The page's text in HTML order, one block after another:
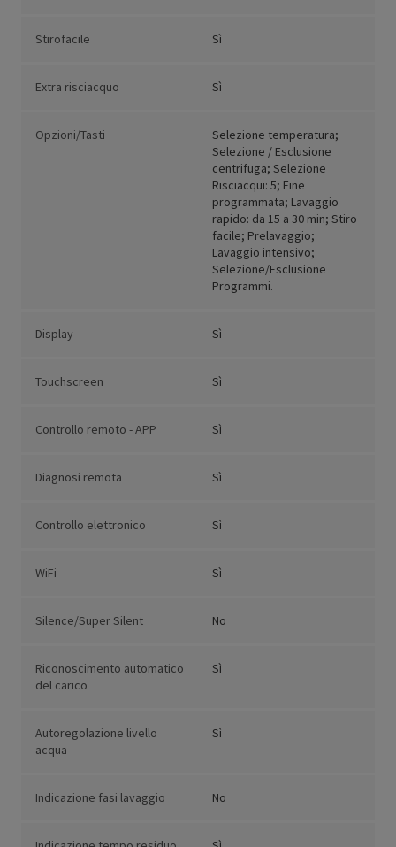
Stirofacile Sì
Extra risciacquo Sì
Opzioni/Tasti
Selezione temperatura;
Selezione / Esclusione
centrifuga; Selezione
Risciacqui: 5; Fine
programmata; Lavaggio
rapido: da 15 a 30 min; Stiro
facile; Prelavaggio;
Lavaggio intensivo;
Selezione/Esclusione
Programmi.
Display Sì
Touchscreen Sì
Controllo remoto - APP Sì
Diagnosi remota Sì
Controllo elettronico Sì
WiFi Sì
Silence/Super Silent No
Riconoscimento automatico
del carico
Sì
Autoregolazione livello
acqua
Sì
Indicazione fasi lavaggio No